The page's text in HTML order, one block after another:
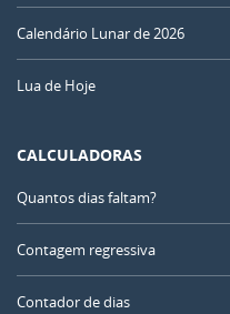
Calendário Lunar de 2026
Lua de Hoje
CALCULADORAS
Quantos dias faltam?
Contagem regressiva
Contador de dias